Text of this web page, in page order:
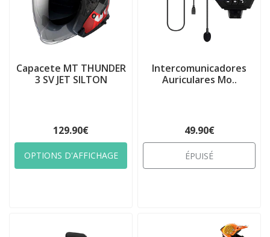
Capacete MT THUNDER
3 SV JET SILTON
129.90€
OPTIONS D'AFFICHAGE
Intercomunicadores
Auriculares Mo..
49.90€
ÉPUISÉ